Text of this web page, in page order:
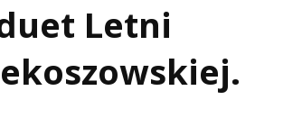
Letni